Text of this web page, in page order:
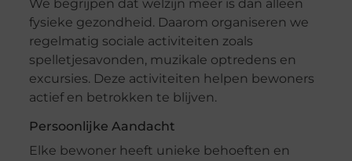
We begrijpen dat welzijn meer is dan alleen
fysieke gezondheid. Daarom organiseren we
regelmatig sociale activiteiten zoals
spelletjesavonden, muzikale optredens en
excursies. Deze activiteiten helpen bewoners
actief en betrokken te blijven.
Persoonlijke Aandacht
Elke bewoner heeft unieke behoeften en